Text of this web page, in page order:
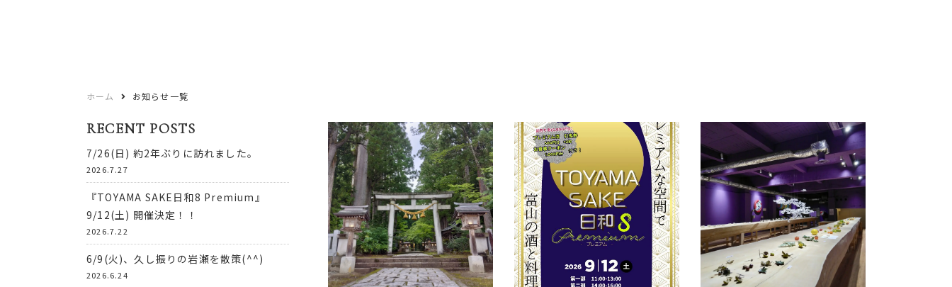
ホーム お知らせ一覧
RECENT POSTS
7/26(日) 約2年ぶりに訪れました。
2026.7.27
『TOYAMA SAKE日和8 Premium』
9/12(土) 開催決定！！
2026.7.22
6/9(火)、久し振りの岩瀬を散策(^^)
2026.6.24